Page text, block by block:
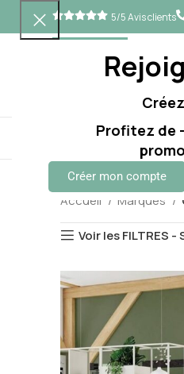
Profitez de
Créer mon compte
5/5 Avis clients
BUREAUX SIÈGES
Accueil Marques
Voir les FILTRES